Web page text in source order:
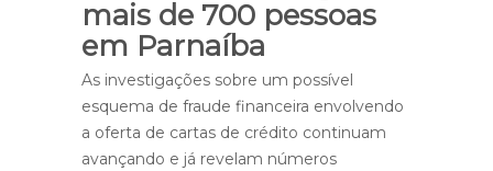
mais de 700 pessoas
em Parnaíba
As investigações sobre um possível
esquema de fraude financeira envolvendo
a oferta de cartas de crédito continuam
avançando e já revelam números